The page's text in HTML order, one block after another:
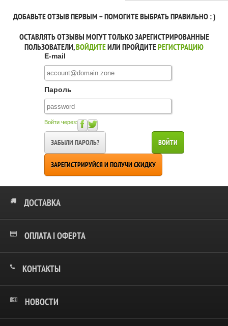
ДОБАВЬТЕ ОТЗЫВ ПЕРВЫМ – ПОМОГИТЕ ВЫБРАТЬ ПРАВИЛЬНО : )
ОСТАВЛЯТЬ ОТЗЫВЫ МОГУТ ТОЛЬКО ЗАРЕГИСТРИРОВАННЫЕ
ПОЛЬЗОВАТЕЛИ,ВОЙДИТЕИЛИ ПРОЙДИТЕРЕГИСТРАЦИЮ
E-mail
Пароль
Войти через:
ВОЙТИ
ЗАБЫЛИ ПАРОЛЬ?
ЗАРЕГИСТРИРУЙСЯ И ПОЛУЧИ СКИДКУ
ДОСТАВКА
ОПЛАТА І ОФЕРТА
КОНТАКТЫ
НОВОСТИ